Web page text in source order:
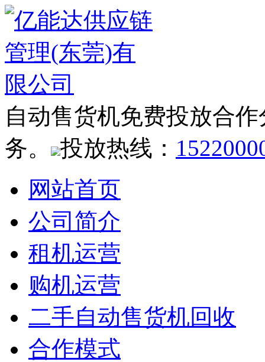
自动售货机免费投放合
务。
投放热线：
网站首页
公司简介
租机运营
购机运营
二手自动售货机回收
合作模式